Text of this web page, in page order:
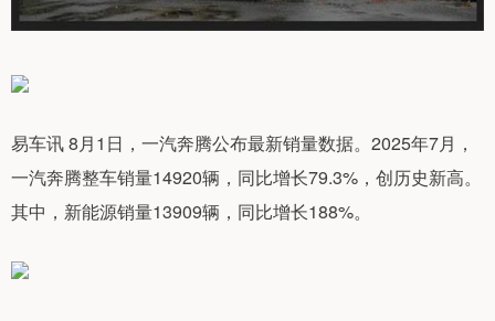
易车讯 8月1日，一汽奔腾公布最新销量数据。2025年7月，
一汽奔腾整车销量14920辆，同比增长79.3%，创历史新高。
其中，新能源销量13909辆，同比增长188%。